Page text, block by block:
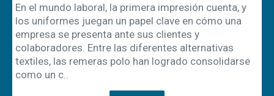
En el mundo laboral, la primera impresión cuenta, y
los uniformes juegan un papel clave en cómo una
empresa se presenta ante sus clientes y
colaboradores. Entre las diferentes alternativas
textiles, las remeras polo han logrado consolidarse
como un c..